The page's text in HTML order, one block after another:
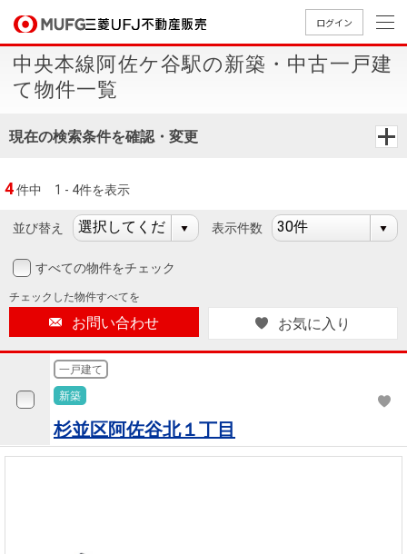
ログイン
買いたいTOP
中古
マン
ショ
築・
中古
す
売りたいTOP
無
料
査
却
相
売却
店舗案内TOP
店舗のご
案内（首
都圏）
古屋）
案内（関
西）
会社情報TOP
ごあいさ
つ
Way
経営ビジ
ョン
沿革
本社地
図
リリース
採用情報TOP
新卒採用
情報
買いたい
売りたい
店舗案内
会社情報
採用情報
法人のお客さま
提携企業にお勤めの方
会員ページ
中央本線阿佐ケ谷駅の新築・中古一戸建
て物件一覧
現在の検索条件を確認・変更
4件中 1 - 4件を表示
並び替え 表示件数
すべての物件をチェック
チェックした物件すべてを
お問い合わせ お気に入り
一戸建て
新築
杉並区阿佐谷北１丁目